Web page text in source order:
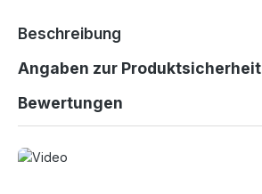
Beschreibung
Angaben zur Produktsicherheit
Bewertungen